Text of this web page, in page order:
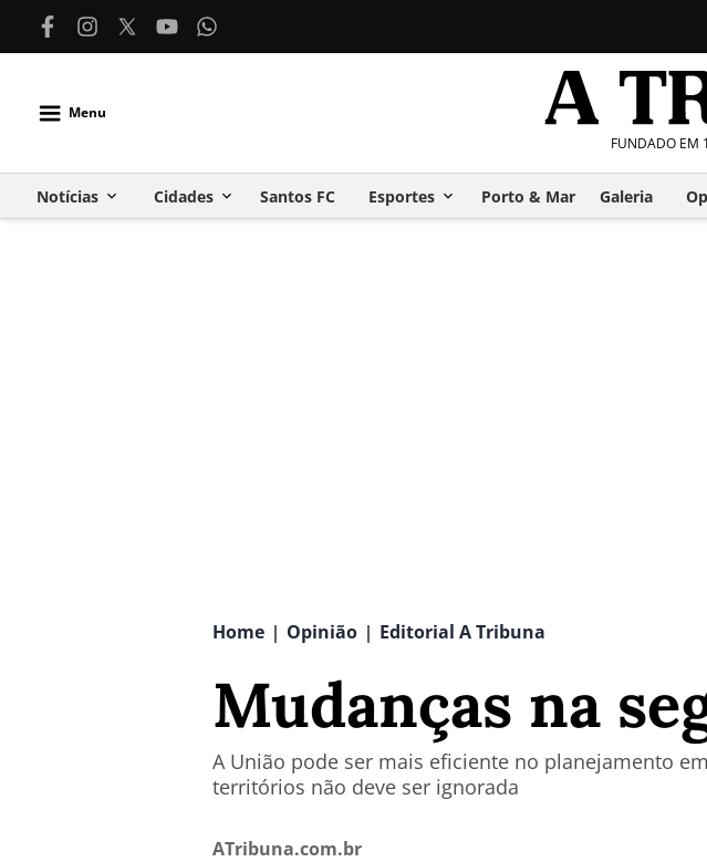
Menu
FUNDADO EM
Notícias Cidades Santos FC Esportes Porto & Mar Galeria
Home | Opinião | Editorial A Tribuna
Mudanças na
A União pode ser mais eficiente no planejamento
territórios não deve ser ignorada
ATribuna.com.br